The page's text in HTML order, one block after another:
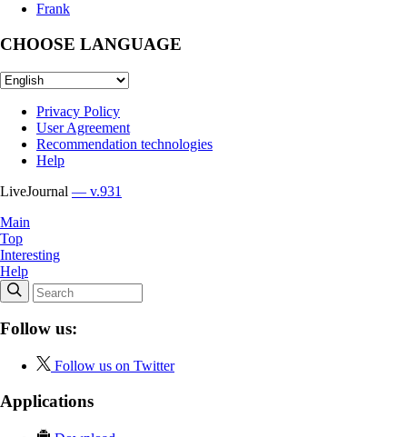
Frank
CHOOSE LANGUAGE
Privacy Policy
User Agreement
Recommendation technologies
Help
LiveJournal — v.931
Main
Top
Interesting
Help
Follow us:
Follow us on Twitter
Applications